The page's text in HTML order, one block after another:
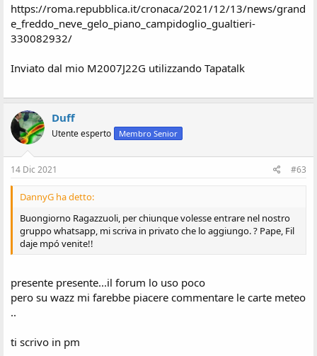
https://roma.repubblica.it/cronaca/2021/12/13/news/grand
e_freddo_neve_gelo_piano_campidoglio_gualtieri-
330082932/
Inviato dal mio M2007J22G utilizzando Tapatalk
Duff
Utente esperto Membro Senior
14 Dic 2021 #63
DannyG ha detto:
Buongiorno Ragazzuoli, per chiunque volesse entrare nel nostro
gruppo whatsapp, mi scriva in privato che lo aggiungo. ? Pape, Fil
daje mpó venite!!
presente presente...il forum lo uso poco
pero su wazz mi farebbe piacere commentare le carte meteo
..
ti scrivo in pm